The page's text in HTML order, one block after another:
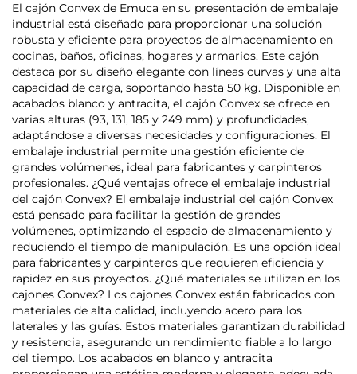
El cajón Convex de Emuca en su presentación de embalaje
industrial está diseñado para proporcionar una solución
robusta y eficiente para proyectos de almacenamiento en
cocinas, baños, oficinas, hogares y armarios. Este cajón
destaca por su diseño elegante con líneas curvas y una alta
capacidad de carga, soportando hasta 50 kg. Disponible en
acabados blanco y antracita, el cajón Convex se ofrece en
varias alturas (93, 131, 185 y 249 mm) y profundidades,
adaptándose a diversas necesidades y configuraciones. El
embalaje industrial permite una gestión eficiente de
grandes volúmenes, ideal para fabricantes y carpinteros
profesionales. ¿Qué ventajas ofrece el embalaje industrial
del cajón Convex? El embalaje industrial del cajón Convex
está pensado para facilitar la gestión de grandes
volúmenes, optimizando el espacio de almacenamiento y
reduciendo el tiempo de manipulación. Es una opción ideal
para fabricantes y carpinteros que requieren eficiencia y
rapidez en sus proyectos. ¿Qué materiales se utilizan en los
cajones Convex? Los cajones Convex están fabricados con
materiales de alta calidad, incluyendo acero para los
laterales y las guías. Estos materiales garantizan durabilidad
y resistencia, asegurando un rendimiento fiable a lo largo
del tiempo. Los acabados en blanco y antracita